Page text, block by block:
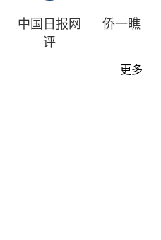
中国日报网
评
侨一瞧
更多